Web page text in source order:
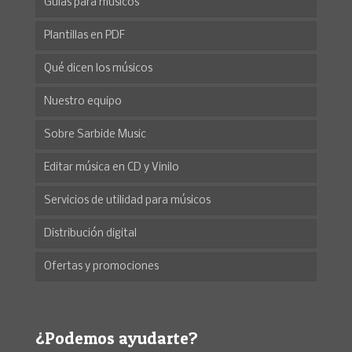
Guías para músicos
Plantillas en PDF
Qué dicen los músicos
Nuestro equipo
Sobre Sarbide Music
Editar música en CD y Vinilo
Servicios de utilidad para músicos
Distribución digital
Ofertas y promociones
¿Podemos ayudarte?